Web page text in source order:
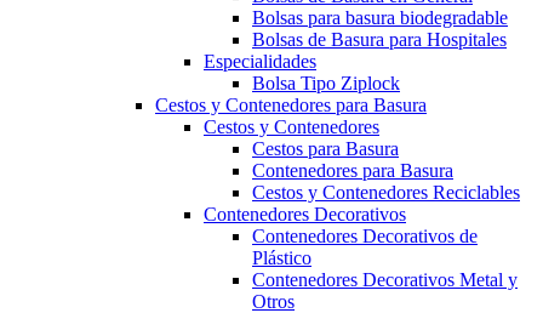
Bolsas para basura biodegradable
Bolsas de Basura para Hospitales
Especialidades
Bolsa Tipo Ziplock
Cestos y Contenedores para Basura
Cestos y Contenedores
Cestos para Basura
Contenedores para Basura
Cestos y Contenedores Reciclables
Contenedores Decorativos
Contenedores Decorativos de
Plástico
Contenedores Decorativos Metal y
Otros